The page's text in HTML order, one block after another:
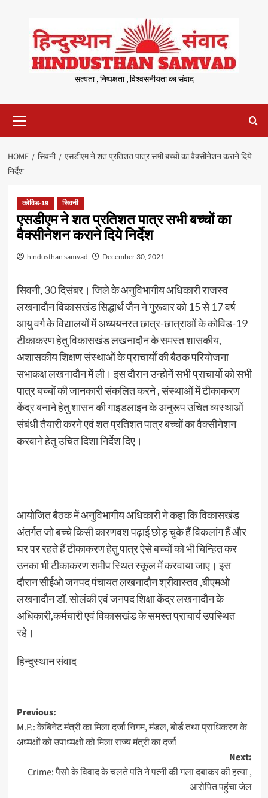
content
सत्यता , निष्पक्षता , विश्वसनीयता का संवाद
Menu
HOME सिवनी
एसडीएम ने शत प्रतिशत पात्र सभी बच्चों का वैक्सीनेशन कराने दिये
निर्देश
कोविड-19 सिवनी
एसडीएम ने शत प्रतिशत पात्र सभी बच्चों का
वैक्सीनेशन कराने दिये निर्देश
hindusthan samvad December 30, 2021
सिवनी, 30 दिसंबर। जिले के अनुविभागीय अधिकारी राजस्व
लखनादौन विकासखंड सिद्धार्थ जैन ने गुरूवार को 15 से 17 वर्ष
आयु वर्ग के विद्यालयों में अध्ययनरत छात्र-छात्राओं के कोविड-19
टीकाकरण हेतु विकासखंड लखनादौन के समस्त शासकीय,
अशासकीय शिक्षण संस्थाओं के प्राचार्यों की बैठक परियोजना
सभाकक्ष लखनादौन में ली। इस दौरान उन्होनें सभी प्राचार्यो को सभी
पात्र बच्चों की जानकारी संकलित करने , संस्थाओं में टीकाकरण
केंद्र बनाने हेतु शासन की गाइडलाइन के अनुरूप उचित व्यस्थाओं
संबंधी तैयारी करने एवं शत प्रतिशत पात्र बच्चों का वैक्सीनेशन
करवाने हेतु उचित दिशा निर्देश दिए।
आयोजित बैठक में अनुविभागीय अधिकारी ने कहा कि विकासखंड
अंतर्गत जो बच्चे किसी कारणवश पढ़ाई छोड़ चुके हैं विकलांग हैं और
घर पर रहते हैं टीकाकरण हेतु पात्र ऐसे बच्चों को भी चिन्हित कर
उनका भी टीकाकरण समीप स्थित स्कूल में करवाया जाए। इस
दौरान सीईओ जनपद पंचायत लखनादौन श्रीवास्तव ,बीएमओ
लखनादौन डॉ. सोलंकी एवं जनपद शिक्षा केंद्र लखनादौन के
अधिकारी,कर्मचारी एवं विकासखंड के समस्त प्राचार्य उपस्थित
रहे।
हिन्दुस्थान संवाद
Post
navigation
Previous:
M.P.: केबिनेट मंत्री का मिला दर्जा निगम, मंडल, बोर्ड तथा प्राधिकरण के
अध्यक्षों को उपाध्यक्षों को मिला राज्य मंत्री का दर्जा
Next:
Crime: पैसो के विवाद के चलते पति ने पत्नी की गला दबाकर की हत्या ,
आरोपित पहुंचा जेल